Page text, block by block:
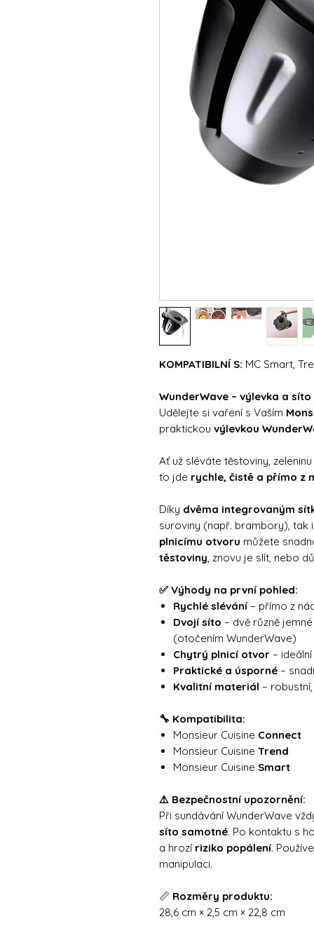
KOMPATIBILNÍ S: MC Smart,
WunderWave – výlevka a
Udělejte si vaření s Vaším
praktickou výlevkou
Ať už sléváte těstoviny,
to jde rychle, čistě a přímo z
Díky dvěma integrovaným
suroviny (např. brambory), tak
plnicímu otvoru můžete
těstoviny , znovu je slít, nebo
✅ Výhody na první pohled:
Rychlé slévání – přímo z
Dvojí síto – dvě různě
(otočením WunderWave)
Chytrý plnicí otvor –
Praktické a úsporné –
Kvalitní materiál –
🔧 Kompatibilita:
Monsieur Cuisine Connect
Monsieur Cuisine Trend
Monsieur Cuisine Smart
⚠️ Bezpečnostní upozornění:
Při sundávání WunderWave
síto samotné. Po kontaktu s
a hrozí riziko popálení.
manipulaci.
📏 Rozměry produktu:
28,6 cm × 2,5 cm × 22,8 cm